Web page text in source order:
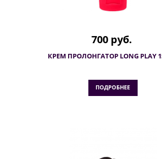
700 руб.
КРЕМ ПРОЛОНГАТОР LONG PLAY
ПОДРОБНЕЕ